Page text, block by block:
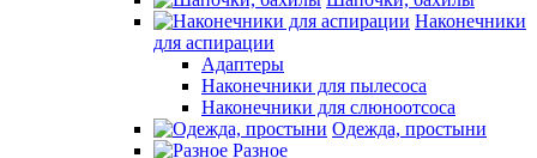
Наконечники
для аспирации
Адаптеры
Наконечники для пылесоса
Наконечники для слюноотсоса
Одежда, простыни
Разное